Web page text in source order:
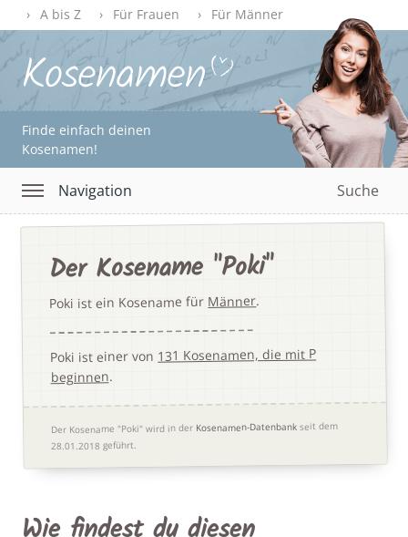
A bis Z Für Frauen Für Männer
Finde einfach deinen
Kosenamen!
Navigation Suche
Der Kosename "Poki"
Poki ist ein Kosename für Männer.
Poki ist einer von131 Kosenamen, die mit P
beginnen.
Der Kosename "Poki" wird in der Kosenamen-Datenbank seit dem
28.01.2018 geführt.